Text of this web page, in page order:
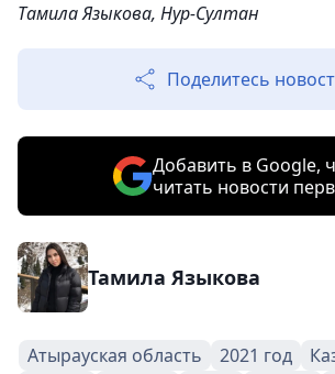
Тамила Языкова, Нур-Султан
Поделитесь
Добавить в Google,
читать новости
Тамила Языкова
Атырауская область 2021 год